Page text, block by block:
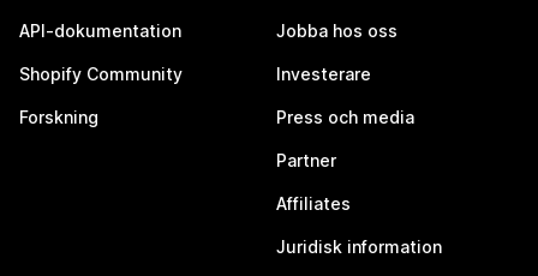
API-dokumentation
Shopify Community
Forskning
Jobba hos oss
Investerare
Press och media
Partner
Affiliates
Juridisk information